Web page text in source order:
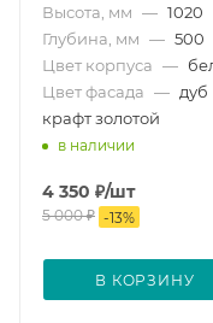
Высота, мм — 1020
Глубина, мм — 500
Цвет корпуса —
Цвет фасада — дуб
крафт золотой
в наличии
4 350 ₽/шт
5 000₽ -13%
В КОРЗИНУ